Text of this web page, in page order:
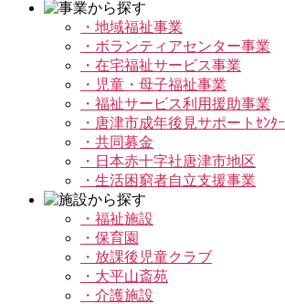
・地域福祉事業
・ボランティアセンター事業
・在宅福祉サービス事業
・児童・母子福祉事業
・福祉サービス利用援助事業
・唐津市成年後見サポートｾﾝﾀｰ
・共同募金
・日本赤十字社唐津市地区
・生活困窮者自立支援事業
・福祉施設
・保育園
・放課後児童クラブ
・大平山斎苑
・介護施設